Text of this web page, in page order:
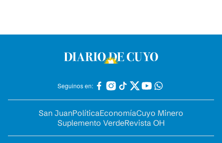
Seguinos en:
San JuanPolíticaEconomíaCuyo Minero
Suplemento VerdeRevista OH